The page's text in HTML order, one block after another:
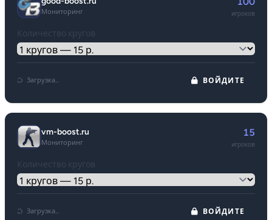
Мониторинг игроков
Количество кругов
Загрузка... ВОЙДИТЕ
vm-boost.ru
Мониторинг
15
игроков
Количество кругов
Загрузка... ВОЙДИТЕ